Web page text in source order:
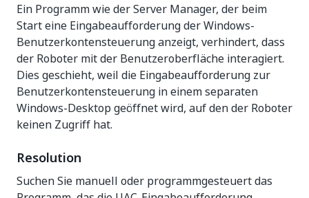
Ein Programm wie der Server Manager, der beim
Start eine Eingabeaufforderung der Windows-
Benutzerkontensteuerung anzeigt, verhindert, dass
der Roboter mit der Benutzeroberfläche interagiert.
Dies geschieht, weil die Eingabeaufforderung zur
Benutzerkontensteuerung in einem separaten
Windows-Desktop geöffnet wird, auf den der Roboter
keinen Zugriff hat.
Resolution
Suchen Sie manuell oder programmgesteuert das